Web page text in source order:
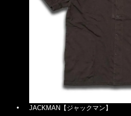
JACKMAN【ジャックマン】